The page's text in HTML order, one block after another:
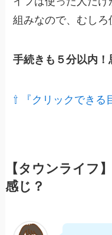
組みなので、むし
手続きも５分以内
⇧ 『クリックできる
【タウンライフ
感じ？